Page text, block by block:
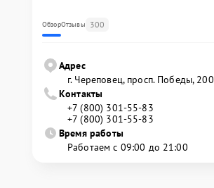
ОбзорОтзывы 300
Адрес
г. Череповец, просп. Победы, 200
Контакты
+7 (800) 301-55-83
+7 (800) 301-55-83
Время работы
Работаем с 09:00 до 21:00